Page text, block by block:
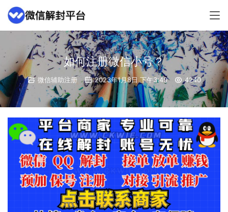
如何注册微信小号？
微信辅助注册 2023年1月8日 下午3:49 4240